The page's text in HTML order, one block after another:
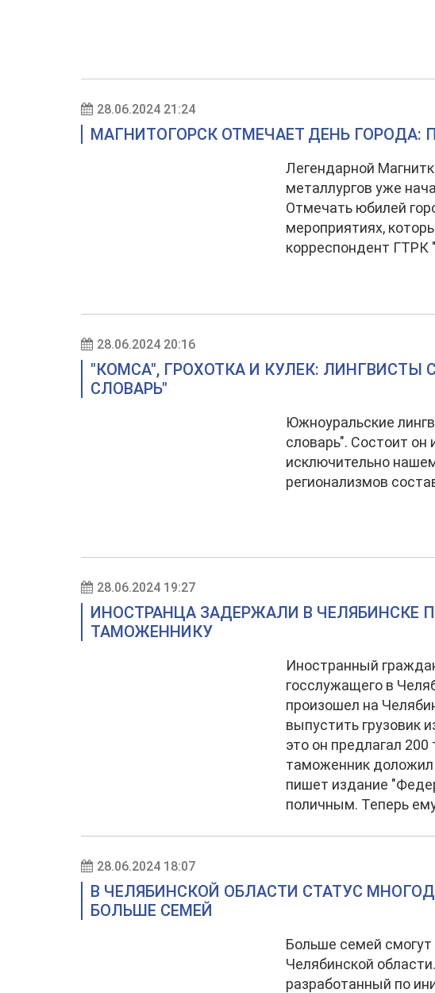
28.06.2024 21:24
МАГНИТОГОРСК ОТМЕЧАЕТ ДЕНЬ ГОРОДА:
Легендарной
металлургов уже
Отмечать юбилей
мероприятиях,
корреспондент
28.06.2024 20:16
"КОМСА", ГРОХОТКА И КУЛЕК: ЛИНГВИСТЫ
СЛОВАРЬ"
Южноуральские
словарь". Состоит он
исключительно
регионализмов
28.06.2024 19:27
ИНОСТРАНЦА ЗАДЕРЖАЛИ В ЧЕЛЯБИНСКЕ
ТАМОЖЕННИКУ
Иностранный
госслужащего в
произошел на
выпустить грузовик
это он предлагал
таможенник доложил
пишет издание
поличным. Теперь
28.06.2024 18:07
В ЧЕЛЯБИНСКОЙ ОБЛАСТИ СТАТУС
БОЛЬШЕ СЕМЕЙ
Больше семей
Челябинской
разработанный по